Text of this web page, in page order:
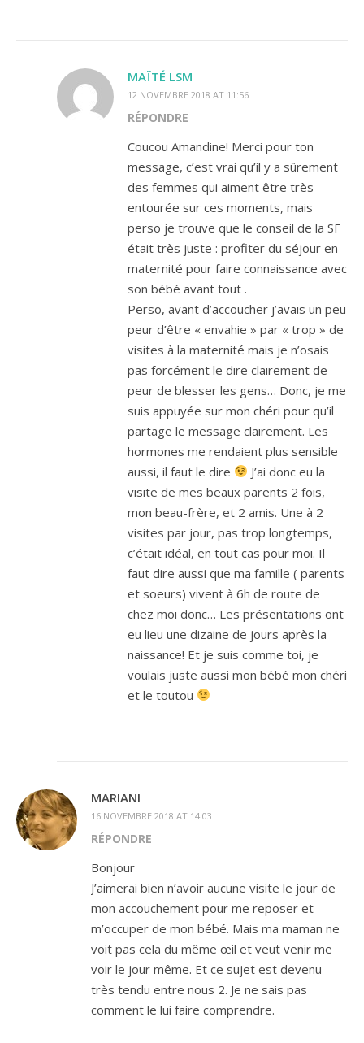
MAÏTÉ LSM
12 NOVEMBRE 2018 AT 11:56
RÉPONDRE
Coucou Amandine! Merci pour ton
message, c’est vrai qu’il y a sûrement
des femmes qui aiment être très
entourée sur ces moments, mais
perso je trouve que le conseil de la SF
était très juste : profiter du séjour en
maternité pour faire connaissance avec
son bébé avant tout .
Perso, avant d’accoucher j’avais un peu
peur d’être « envahie » par « trop » de
visites à la maternité mais je n’osais
pas forcément le dire clairement de
peur de blesser les gens… Donc, je me
suis appuyée sur mon chéri pour qu’il
partage le message clairement. Les
hormones me rendaient plus sensible
aussi, il faut le dire
J’ai donc eu la
visite de mes beaux parents 2 fois,
mon beau-frère, et 2 amis. Une à 2
visites par jour, pas trop longtemps,
c’était idéal, en tout cas pour moi. Il
faut dire aussi que ma famille ( parents
et soeurs) vivent à 6h de route de
chez moi donc… Les présentations ont
eu lieu une dizaine de jours après la
naissance! Et je suis comme toi, je
voulais juste aussi mon bébé mon chéri
et le toutou
MARIANI
16 NOVEMBRE 2018 AT 14:03
RÉPONDRE
Bonjour
J’aimerai bien n’avoir aucune visite le jour de
mon accouchement pour me reposer et
m’occuper de mon bébé. Mais ma maman ne
voit pas cela du même œil et veut venir me
voir le jour même. Et ce sujet est devenu
très tendu entre nous 2. Je ne sais pas
comment le lui faire comprendre.